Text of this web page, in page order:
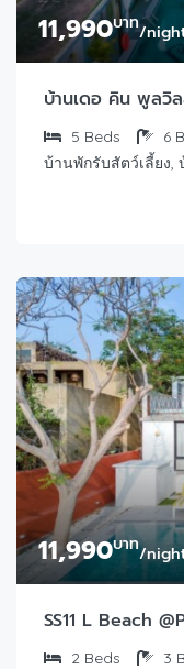
11,990บาท/
บ้านเดอ คิน พูลวิ
5 Beds 6
บ้านพักรับสัตว์เลี้ยง
11,990บาท/
SS11 L Beach
2 Beds 3